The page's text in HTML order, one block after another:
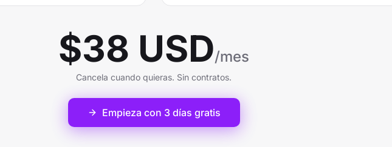
$38 USD/mes
Cancela cuando quieras. Sin contratos.
Empieza con 3 días gratis